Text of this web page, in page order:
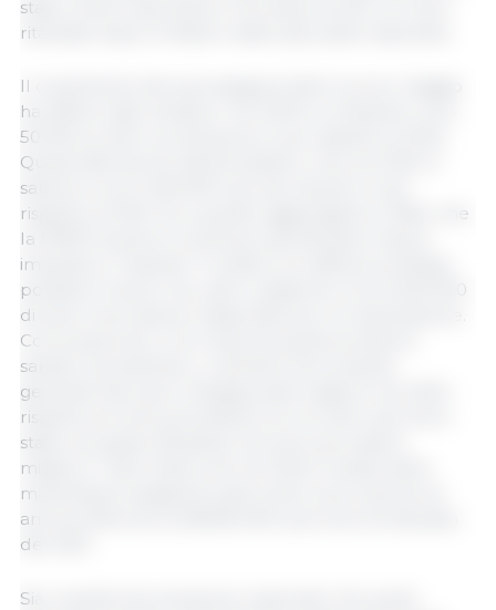
state molto importanti e l'eccesso di suini con ritiro
ritardato dopo le feste è stato pian piano assorbito.
Il censimento dei suini spagnoli dello scorso maggio
ha offerto dati rivelatori: nel 2023 si contavano circa
50.000 scrofe in produzione in più rispetto al 2022;
Questi dati da soli indicherebbero che nel 2024 ci
saranno circa 1.400.000 suini da macello in più
rispetto al 2023. Se a questo aggiungiamo il fatto che
la PRRS ha perso virulenza e gli allevatori hanno
imparato a “risanare” le stalle con efficaci profilassi,
possiamo intuire che, salvo catastrofi, circa 2.000.000
di suini in più saranno disponibili per la macellazione.
Comunque sia, e non importa quanti problemi
sanitari si presentino, ci sembra che la salute
generale dei suini in Spagna sarà migliore nel 2024
rispetto ai 2 anni precedenti: se non altro perché è
stata così grave (Rosalía) che solo può essere
migliore. Tutto indica che nel 2024 il totale delle
macellazioni spagnole sarà molto vicino (anche se
ancora inferiore) ai 58.600.000 suini (record attuale)
del 2021.
Sia i suinetti di produzione nazionale che quelli